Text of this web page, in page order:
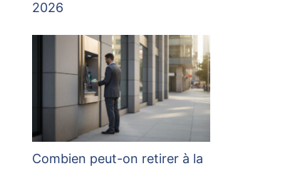
2026
Combien peut-on retirer à la